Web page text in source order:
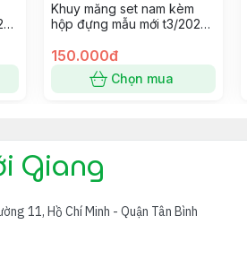
Khuy măng set nam kèm
hộp đựng mẫu mới t3/2024
150.000đ
Chọn mua
Giang
11, Hồ Chí Minh - Quận Tân Bình